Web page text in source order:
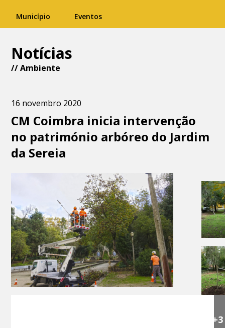
Município Eventos
Notícias
//Ambiente
16 novembro 2020
CM Coimbra inicia intervenção
no património arbóreo do Jardim
da Sereia
+3